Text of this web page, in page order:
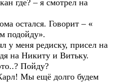
– я смотрел на
Говорит – «
подойду».
редиску, присел на
на Никиту и Витьку.
Пойду?
ещё долго будем